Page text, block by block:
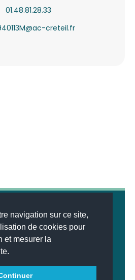
navigation sur ce site,
de cookies pour
et mesurer la
01.48.81.28.33
creteil.fr